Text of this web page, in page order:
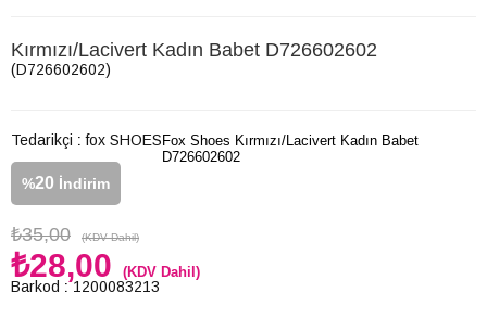
Kırmızı/Lacivert Kadın Babet D726602602
(D726602602)
Tedarikçi : fox SHOES
%20 İndirim
₺35,00 (KDV Dahil)
₺28,00 (KDV Dahil)
Barkod : 1200083213
Fox Shoes Kırmızı/Lacivert Kadın Babet
D726602602